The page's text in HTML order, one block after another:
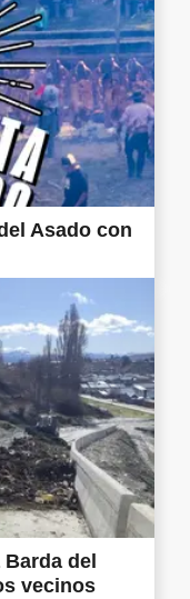
Asado con
del
vecinos